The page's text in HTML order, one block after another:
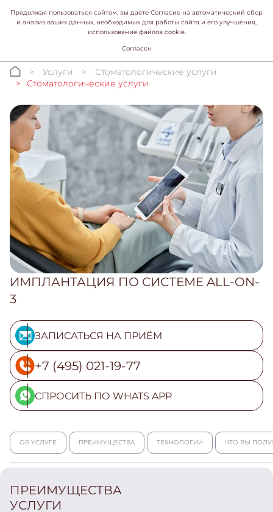
Услуги
Стоматологические услуги
Стоматологические услуги
ИМПЛАНТАЦИЯ ПО СИСТЕМЕ ALL-ON-
3
ЗАПИСАТЬСЯ НА ПРИЁМ
+7 (495) 021-19-77
СПРОСИТЬ ПО WHATS APP
ОБ УСЛУГЕ ПРЕИМУЩЕСТВА ТЕХНОЛОГИИ ЧТО ВЫ
ПРЕИМУЩЕСТВА
УСЛУГИ
Продолжая пользоваться сайтом, вы даёте Согласие на автоматический сбор
и анализ ваших данных, необходимых для работы сайта и его улучшения,
использование файлов cookie.
Согласен